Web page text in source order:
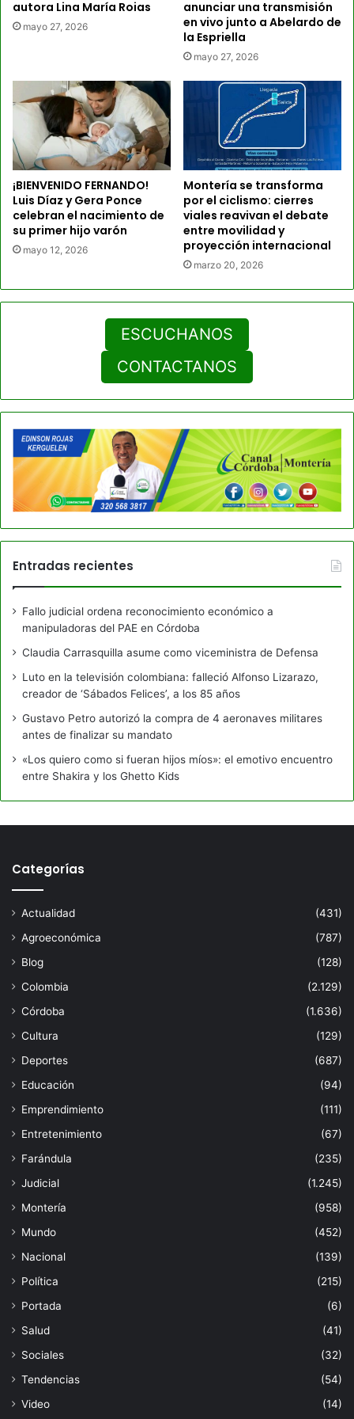
autora Lina María Roias
mayo 27, 2026
anunciar una transmisión
en vivo junto a Abelardo de
la Espriella
mayo 27, 2026
¡BIENVENIDO FERNANDO!
Luis Díaz y Gera Ponce
celebran el nacimiento de
su primer hijo varón
mayo 12, 2026
Montería se transforma
por el ciclismo: cierres
viales reavivan el debate
entre movilidad y
proyección internacional
marzo 20, 2026
ESCUCHANOS
CONTACTANOS
Entradas recientes
Fallo judicial ordena reconocimiento económico a
manipuladoras del PAE en Córdoba
Claudia Carrasquilla asume como viceministra de Defensa
Luto en la televisión colombiana: falleció Alfonso Lizarazo,
creador de ‘Sábados Felices’, a los 85 años
Gustavo Petro autorizó la compra de 4 aeronaves militares
antes de finalizar su mandato
«Los quiero como si fueran hijos míos»: el emotivo encuentro
entre Shakira y los Ghetto Kids
Categorías
Actualidad
(431)
Agroeconómica
(787)
Blog
(128)
Colombia
(2.129)
Córdoba
(1.636)
Cultura
(129)
Deportes
(687)
Educación
(94)
Emprendimiento
(111)
Entretenimiento
(67)
Farándula
(235)
Judicial
(1.245)
Montería
(958)
Mundo
(452)
Nacional
(139)
Política
(215)
Portada
(6)
Salud
(41)
Sociales
(32)
Tendencias
(54)
Video
(14)